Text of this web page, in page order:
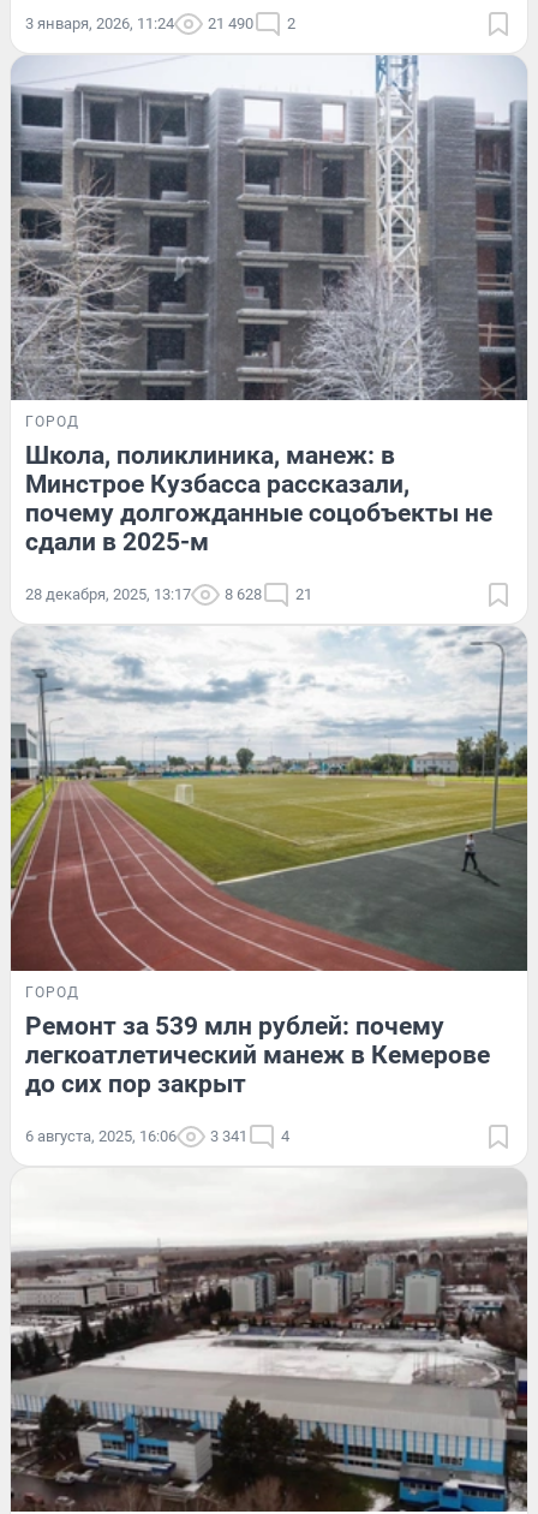
3 января, 2026, 11:24 21 490 2
ГОРОД
Школа, поликлиника, манеж: в
Минстрое Кузбасса рассказали,
почему долгожданные соцобъекты не
сдали в 2025-м
28 декабря, 2025, 13:17 8 628 21
ГОРОД
Ремонт за 539 млн рублей: почему
легкоатлетический манеж в Кемерове
до сих пор закрыт
6 августа, 2025, 16:06 3 341 4